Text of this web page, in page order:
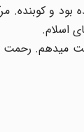
بود و
اسلام.
می‏دهم.